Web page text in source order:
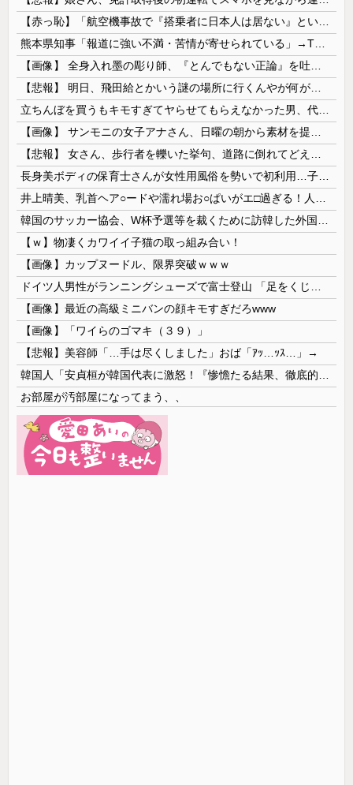
【ｗ】物凄くカワイイ子猫の取っ組み合い！
【画像】カップヌードル、限界突破ｗｗｗ
【画像】最近の高級ミニバンの顔キモすぎだろwww
【画像】「ワイらのゴマキ（３９）」
【悲報】美容師「…手は尽くしました」おば「ｱｯ…ｯｽ…」→
お部屋が汚部屋になってまう、、